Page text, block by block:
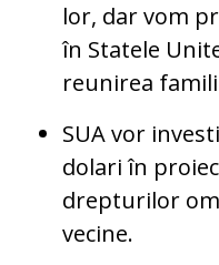
lor, dar vom
în Statele
reunirea
SUA vor
dolari în
drepturilor
vecine.